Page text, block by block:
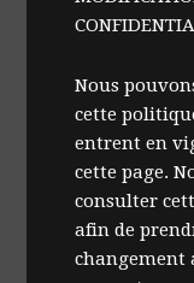
Nous
cette
entrent en
cette page.
consulter
afin de
changement